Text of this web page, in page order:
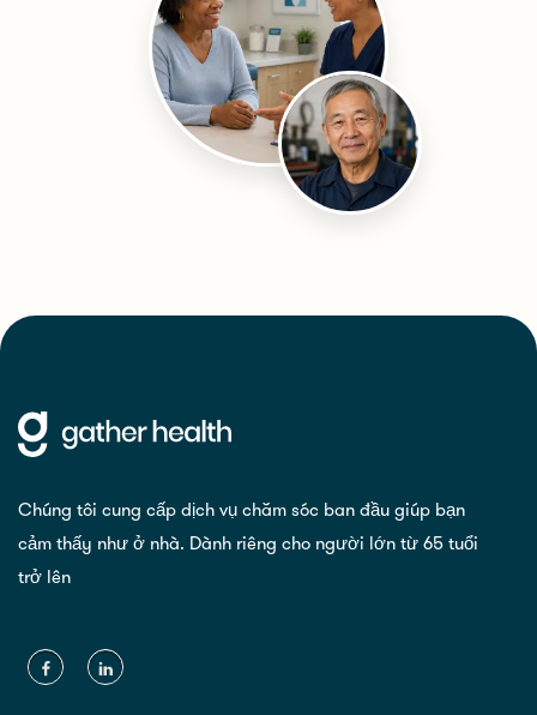
Chúng tôi cung cấp dịch vụ chăm sóc ban đầu giúp bạn
cảm thấy như ở nhà. Dành riêng cho người lớn từ 65 tuổi
trở lên